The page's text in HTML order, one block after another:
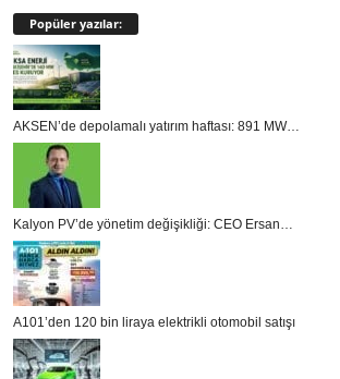
Popüler yazılar:
AKSEN’de depolamalı yatırım haftası: 891 MW…
Kalyon PV’de yönetim değişikliği: CEO Ersan…
A101’den 120 bin liraya elektrikli otomobil satışı